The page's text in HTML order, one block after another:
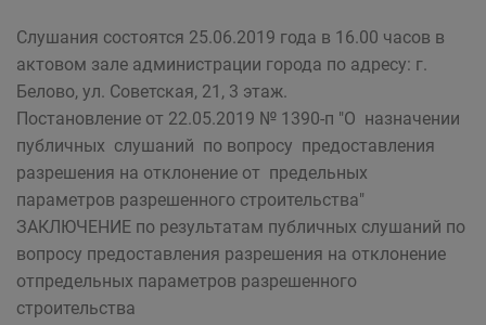
Слушания состоятся 25.06.2019 года в 16.00 часов в
актовом зале администрации города по адресу: г.
Белово, ул. Советская, 21, 3 этаж.
Постановление от 22.05.2019 № 1390-п "О назначении
публичных слушаний по вопросу предоставления
разрешения на отклонение от предельных
параметров разрешенного строительства"
ЗАКЛЮЧЕНИЕ по результатам публичных слушаний по
вопросу предоставления разрешения на отклонение
отпредельных параметров разрешенного
строительства